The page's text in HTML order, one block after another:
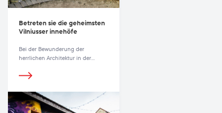
Betreten sie die geheimsten
Vilniusser innehöfe
Bei der Bewunderung der
herrlichen Architektur in der
ruhigen, tiefer liegenden